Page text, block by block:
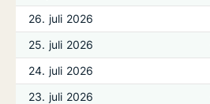
26. juli 2026
25. juli 2026
24. juli 2026
23. juli 2026